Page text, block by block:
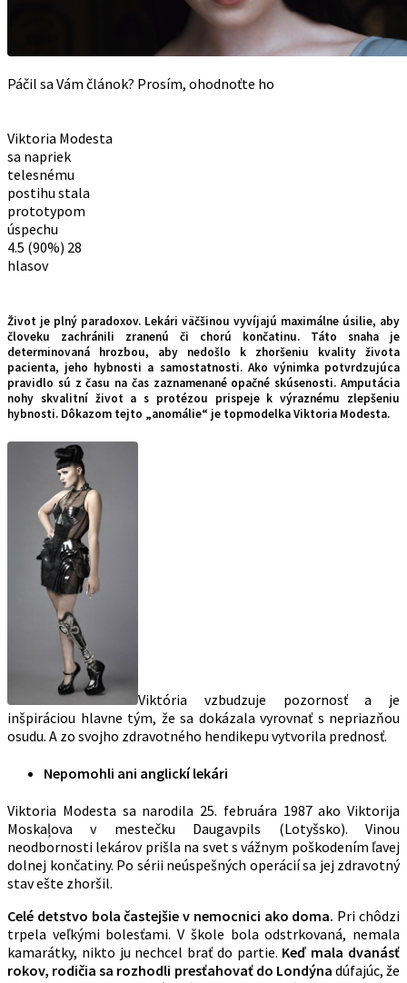
Páčil sa Vám článok? Prosím, ohodnoťte ho
Viktoria Modesta
sa napriek
telesnému
postihu stala
prototypom
úspechu
4.5 (90%) 28
hlasov
Život je plný paradoxov. Lekári väčšinou vyvíjajú maximálne úsilie, aby
človeku zachránili zranenú či chorú končatinu. Táto snaha je
determinovaná hrozbou, aby nedošlo k zhoršeniu kvality života
pacienta, jeho hybnosti a samostatnosti. Ako výnimka potvrdzujúca
pravidlo sú z času na čas zaznamenané opačné skúsenosti. Amputácia
nohy skvalitní život a s protézou prispeje k výraznému zlepšeniu
hybnosti. Dôkazom tejto „anomálie“ je topmodelka Viktoria Modesta.
Viktória vzbudzuje pozornosť a je
inšpiráciou hlavne tým, že sa dokázala vyrovnať s nepriazňou
osudu. A zo svojho zdravotného hendikepu vytvorila prednosť.
Nepomohli ani anglickí lekári
Viktoria Modesta sa narodila 25. februára 1987 ako Viktorija
Moskaļova v mestečku Daugavpils (Lotyšsko). Vinou
neodbornosti lekárov prišla na svet s vážnym poškodením ľavej
dolnej končatiny. Po sérii neúspešných operácií sa jej zdravotný
stav ešte zhoršil.
Celé detstvo bola častejšie v nemocnici ako doma. Pri chôdzi
trpela veľkými bolesťami. V škole bola odstrkovaná, nemala
kamarátky, nikto ju nechcel brať do partie. Keď mala dvanásť
rokov, rodičia sa rozhodli presťahovať do Londýna dúfajúc, že